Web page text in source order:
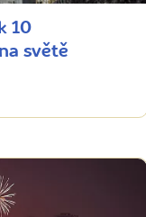
10
světě